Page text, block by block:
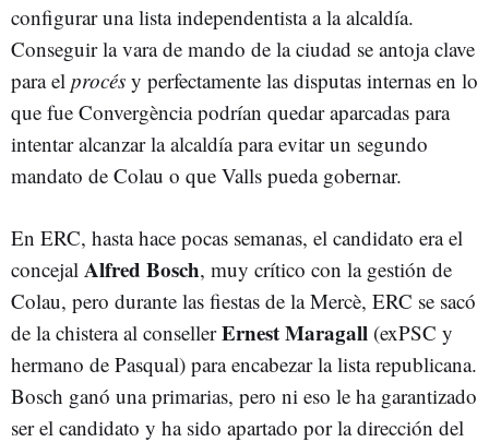
configurar una lista independentista a la alcaldía.
Conseguir la vara de mando de la ciudad se antoja clave
para el procés y perfectamente las disputas internas en lo
que fue Convergència podrían quedar aparcadas para
intentar alcanzar la alcaldía para evitar un segundo
mandato de Colau o que Valls pueda gobernar.
En ERC, hasta hace pocas semanas, el candidato era el
concejal Alfred Bosch, muy crítico con la gestión de
Colau, pero durante las fiestas de la Mercè, ERC se sacó
de la chistera al consellerErnest Maragall (exPSC y
hermano de Pasqual) para encabezar la lista republicana.
Bosch ganó una primarias, pero ni eso le ha garantizado
ser el candidato y ha sido apartado por la dirección del